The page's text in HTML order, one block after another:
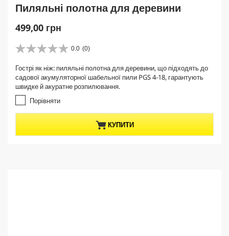
Пиляльні полотна для деревини
C
r
e
n
t
p
r
o
d
499,00 грн
0.0 (0)
0
0
з
5
і
р
к
Гострі як ніж: пиляльні полотна для деревини, що підходять до
садової акумуляторної шабельної пили PGS 4-18, гарантують
швидке й акуратне розпилювання.
Порівняти
КУПИТИ